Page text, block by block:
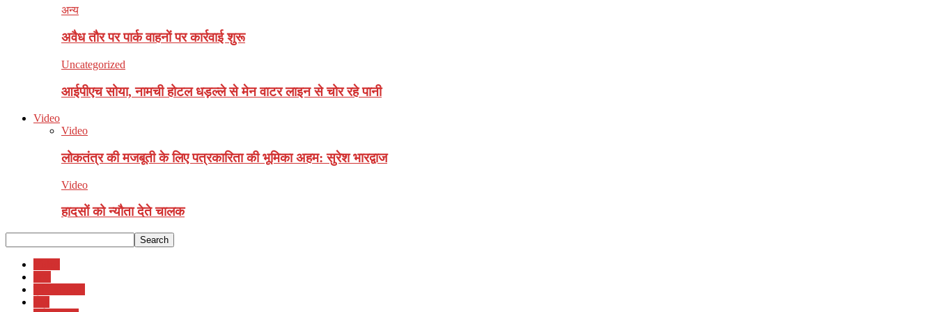
अन्य
अवैध ताैर पर पार्क वाहनाें पर कार्रवाई शुरू
Uncategorized
आईपीएच सोया, नामची होटल धड़ल्ले से मेन वाटर लाइन से चोर रहे पानी
Video
Video
लोकतंत्र की मजबूती के लिए पत्रकारिता की भूमिका अहम: सुरेश भारद्वाज
Video
हादसों को न्यौता देते चालक